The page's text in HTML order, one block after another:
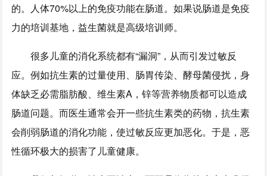
的。人体70%以上的免疫功能在肠道。如果说肠道是免疫
力的培训基地，益生菌就是高级培训师。
很多儿童的消化系统都有“漏洞”，从而引发过敏反
应。例如抗生素的过量使用、肠胃传染、酵母菌侵扰，身
体缺乏必需脂肪酸、维生素A，锌等营养物质都可以造成
肠道问题。而医生通常会开一些抗生素类的药物，抗生素
会削弱肠道的消化功能，使过敏反应更加恶化。于是，恶
性循环极大的损害了儿童健康。